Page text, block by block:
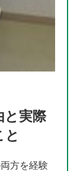
と実際
と
方を経験